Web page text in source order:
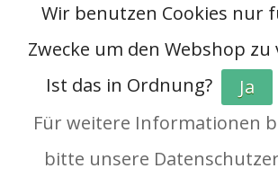
Wir benutzen Cookies nur
Zwecke um den Webshop
Ist das in Ordnung?
Ja
Für weitere Informationen
bitte unsere